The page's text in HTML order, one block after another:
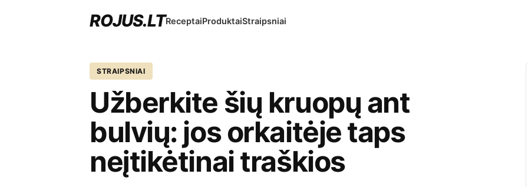
ROJUS.LTReceptaiProduktaiStraipsniai
STRAIPSNIAI
Užberkite šių kruopų ant
bulvių: jos orkaitėje taps
neįtikėtinai traškios